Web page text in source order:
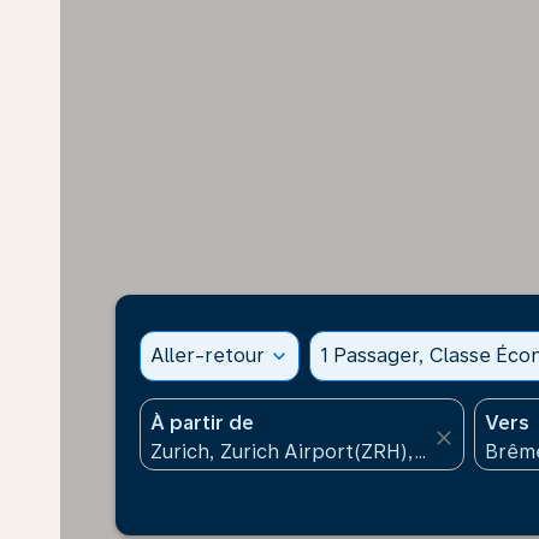
Aller-retour expand_more 1 Passager, Classe
À partir de
close
Vers